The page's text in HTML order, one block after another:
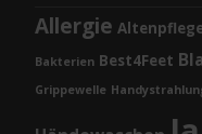
Allergie
Bakterien Best4Feet
Grippewelle